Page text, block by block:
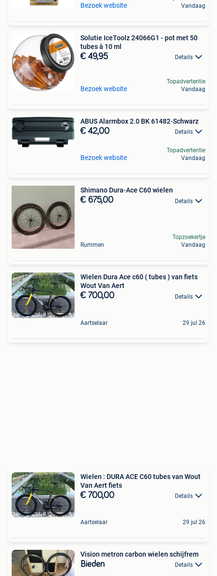
Bezoek website
Vandaag
Solutie IceToolz 24066G1 - pot met 50
tubes à 10 ml
€ 49,95 Details
Bezoek website
Topadvertentie
Vandaag
ABUS Alarmbox 2.0 BK 61482-Schwarz
€ 42,00 Details
Bezoek website
Topadvertentie
Vandaag
Shimano Dura-Ace C60 wielen
€ 675,00 Details
Rummen
Topzoekertje
Vandaag
Wielen Dura Ace c60 ( tubes ) van fiets
Wout Van Aert
€ 700,00 Details
Aartselaar 29 jul 26
Wielen : DURA ACE C60 tubes van Wout
Van Aert fiets
€ 700,00 Details
Aartselaar 29 jul 26
Vision metron carbon wielen schijfrem
Bieden Details